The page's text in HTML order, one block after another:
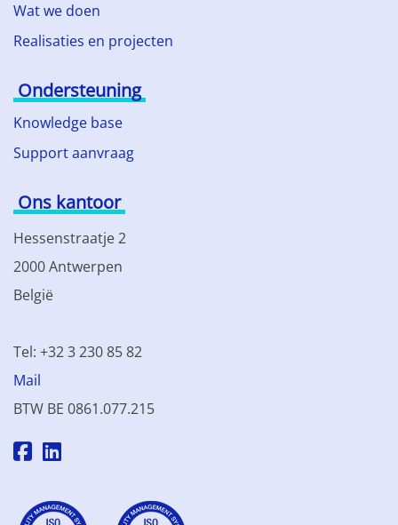
Wat we doen
Realisaties en projecten
Ondersteuning
Knowledge base
Support aanvraag
Ons kantoor
Hessenstraatje 2
2000 Antwerpen
België
Tel: +32 3 230 85 82
Mail
BTW BE 0861.077.215